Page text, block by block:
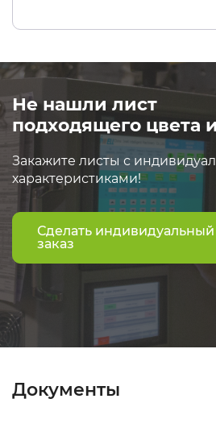
Не нашли лист
подходящего цвета
Закажите листы с
характеристиками!
Сделать индивидуальный
заказ
Документы